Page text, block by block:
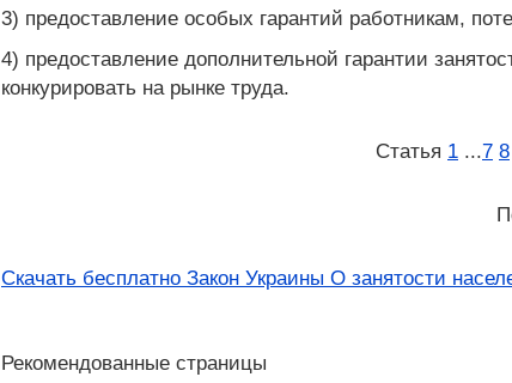
3) предоставление особых гарантий работникам,
4) предоставление дополнительной гарантии
конкурировать на рынке труда.
Статья 1 ...7 8
Скачать бесплатно Закон Украины О занятости
Рекомендованные страницы